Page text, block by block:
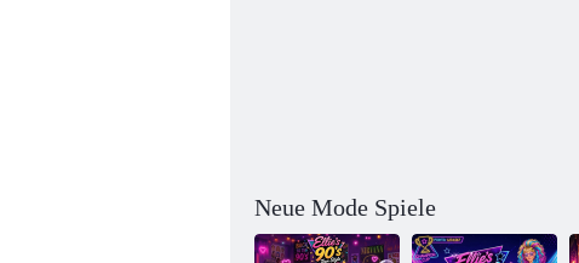
Neue Mode Spiele